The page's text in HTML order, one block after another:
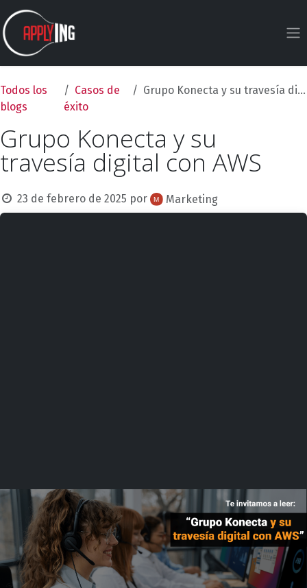
Ir al contenido
Todos los
blogs
Casos de
éxito
Grupo Konecta y su travesía digital con AWS
Grupo Konecta y su
travesía digital con AWS
23 de febrero de 2025 por Marketing